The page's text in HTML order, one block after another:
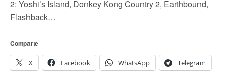
2: Yoshi’s Island, Donkey Kong Country 2, Earthbound,
Flashback…
Comparte
X Facebook WhatsApp Telegram